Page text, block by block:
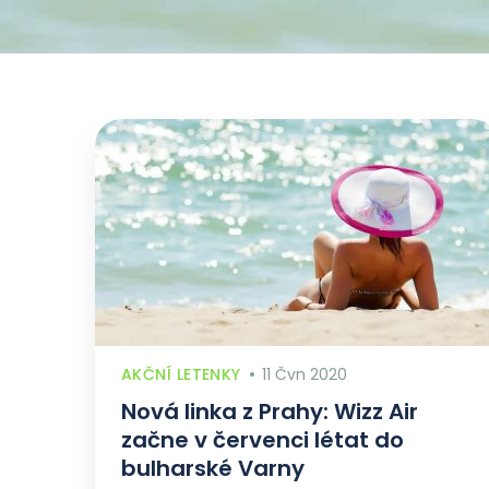
AKČNÍ LETENKY 11 Čvn 2020
Nová linka z Prahy: Wizz Air
začne v červenci létat do
bulharské Varny